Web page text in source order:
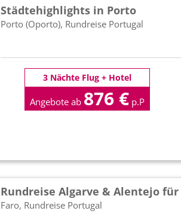
Städtehighlights in Porto
Porto (Oporto), Rundreise Portugal
3 Nächte Flug + Hotel
Angebote ab 876 € p.P
Rundreise Algarve & Alentejo
Faro, Rundreise Portugal